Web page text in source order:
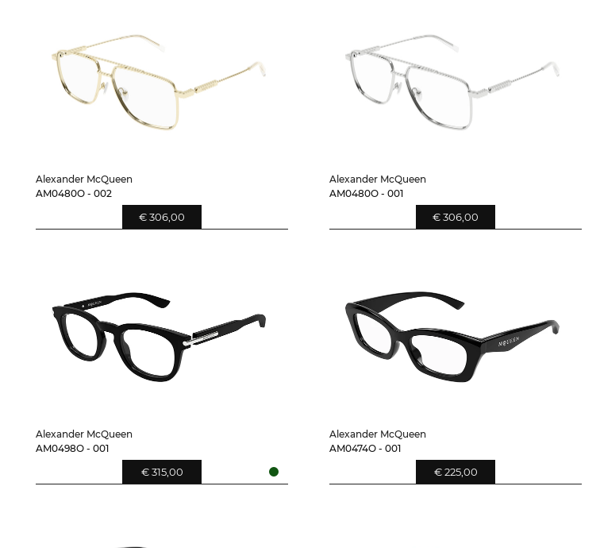
Alexander McQueen
AM0480O - 002
€ 306,00
Alexander McQueen
AM0480O - 001
€ 306,00
Alexander McQueen
AM0498O - 001
€ 315,00
Alexander McQueen
AM0474O - 001
€ 225,00